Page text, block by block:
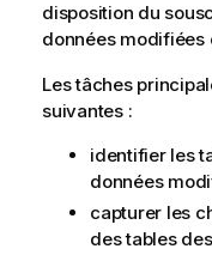
disposition du
données modifiées
Les tâches
suivantes :
identifier les
données
capturer les
des tables